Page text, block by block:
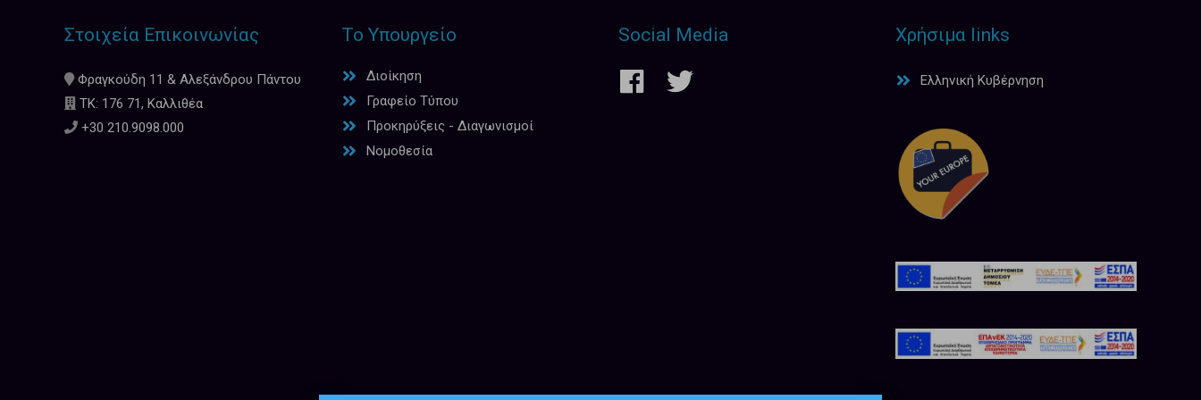
Στοιχεία Επικοινωνίας
Φραγκούδη 11 & Αλεξάνδρου Πάντου
ΤΚ: 176 71, Καλλιθέα
+30 210.9098.000
Το Υπουργείο
Διοίκηση
Γραφείο Τύπου
Προκηρύξεις - Διαγωνισμοί
Νομοθεσία
Social Media Χρήσιμα links
Ελληνική Κυβέρνηση